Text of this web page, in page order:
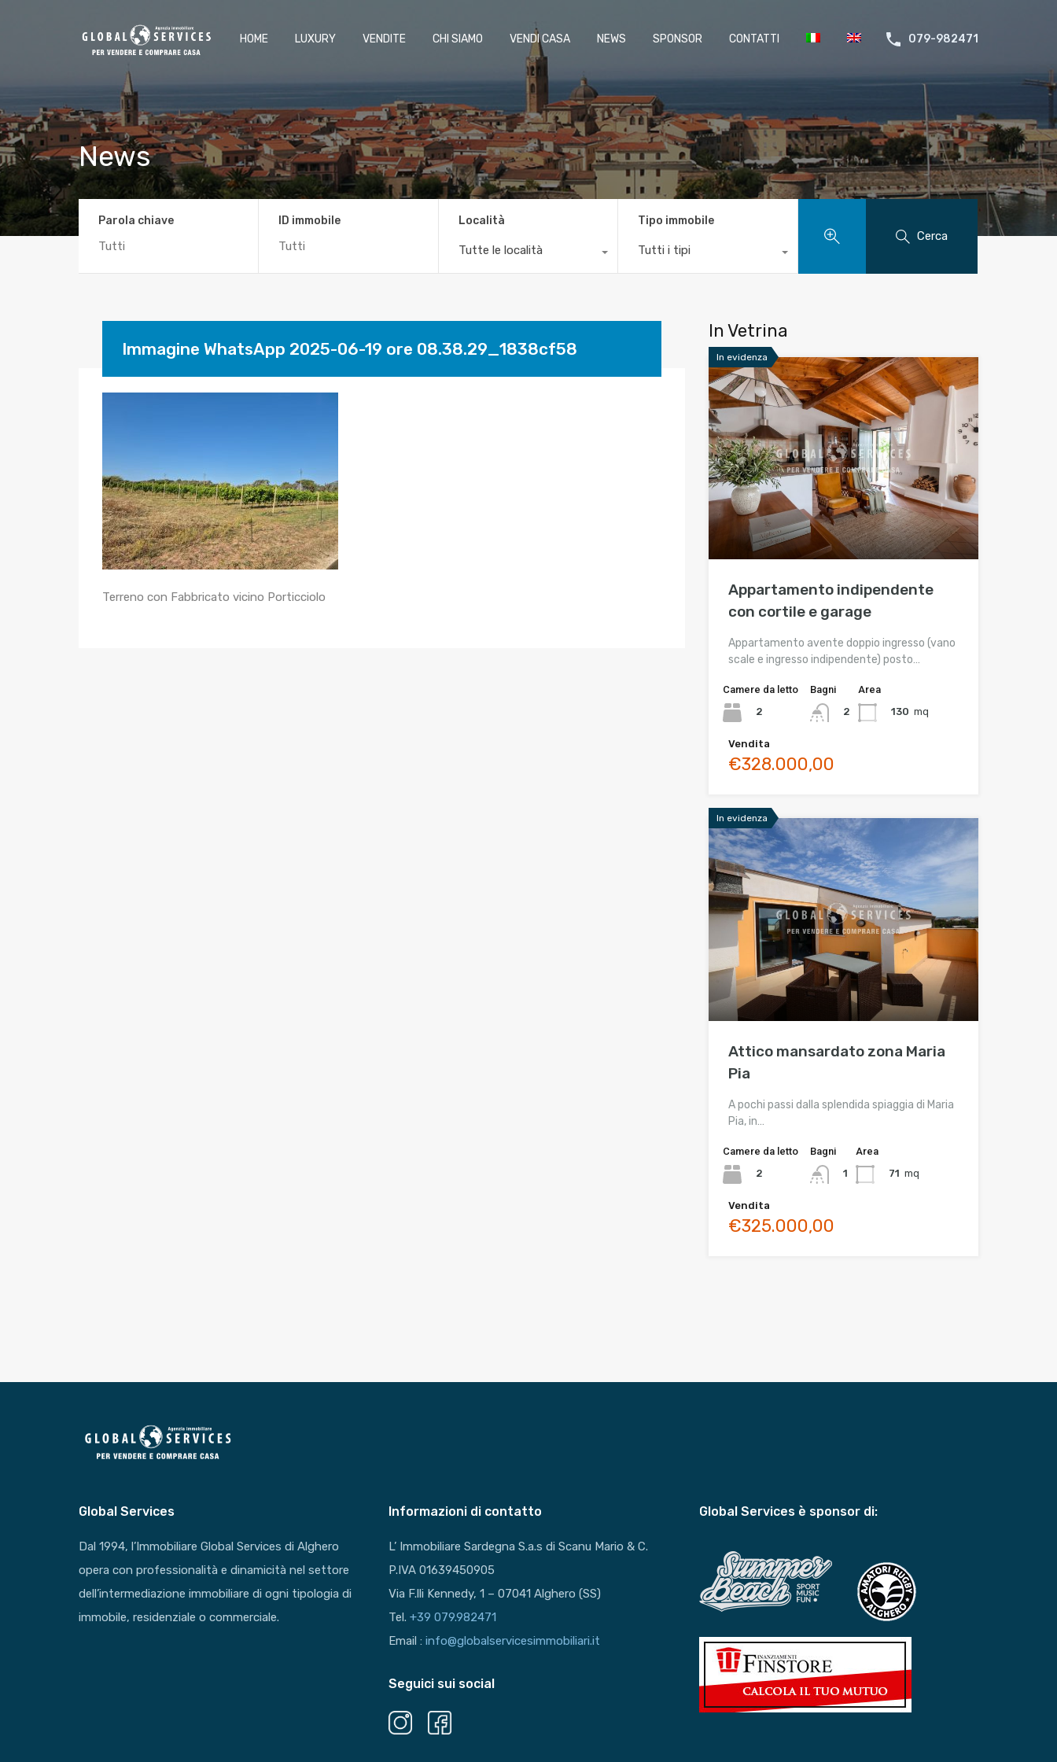
HOME LUXURY VENDITE CHI SIAMO VENDI CASA NEWS SPONSOR CONTATTI 079-982471
News
Parola chiave ID immobile Località
Tutte le località
Tipo immobile
Tutti i tipi
Cerca
Immagine WhatsApp 2025-06-19 ore 08.38.29_1838cf58
Terreno con Fabbricato vicino Porticciolo
In Vetrina
In evidenza
Appartamento indipendente
con cortile e garage
Appartamento avente doppio ingresso (vano
scale e ingresso indipendente) posto…
Camere da letto
2
Bagni
2
Area
130 mq
Vendita
€328.000,00
In evidenza
Attico mansardato zona Maria
Pia
A pochi passi dalla splendida spiaggia di Maria
Pia, in…
Camere da letto
2
Bagni
1
Area
71 mq
Vendita
€325.000,00
Global Services
Dal 1994, l’Immobiliare Global Services di Alghero
opera con professionalità e dinamicità nel settore
dell’intermediazione immobiliare di ogni tipologia di
immobile, residenziale o commerciale.
Informazioni di contatto
L’ Immobiliare Sardegna S.a.s di Scanu Mario & C.
P.IVA 01639450905
Via F.lli Kennedy, 1 – 07041 Alghero (SS)
Tel.+39 079.982471
Email :info@globalservicesimmobiliari.it
Seguici sui social
Global Services è sponsor di: